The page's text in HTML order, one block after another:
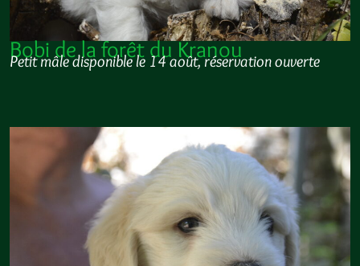
Bobi de la forêt du Kranou
Petit mâle disponible le 14 août, réservation ouverte